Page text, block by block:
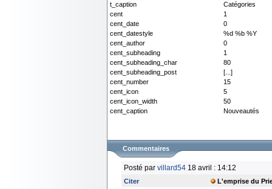
t_caption
Catégories
cent
1
cent_date
0
cent_datestyle
%d %b %Y
cent_author
0
cent_subheading
1
cent_subheading_char
80
cent_subheading_post
[...]
cent_number
15
cent_icon
5
cent_icon_width
50
cent_caption
Nouveautés
Commentaires
Posté par villard54 18 avril : 14:12
Citer L'emprise du